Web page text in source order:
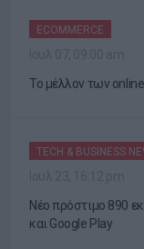
ECOMMERCE
Το μέλλον των
TECH & BUSINESS
Νέο πρόστιμο 890
και Google Play